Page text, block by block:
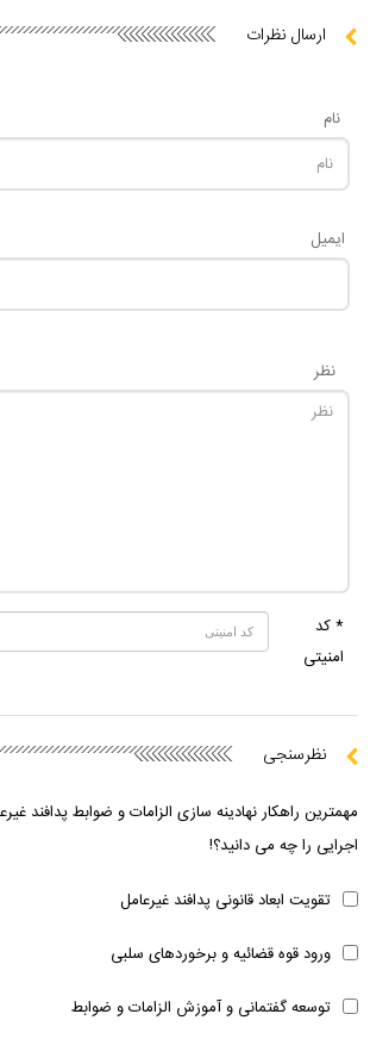
ارسال نظرات
نام
ایمیل
نظر
* کد
امنیتی
نظرسنجی
مهمترین راهکار نهادینه سازی الزامات و ضوابط پدافند
اجرایی را چه می دانید؟!
تقویت ابعاد قانونی پدافند غیرعامل
ورود قوه قضائیه و برخوردهای سلبی
توسعه گفتمانی و آموزش الزامات و ضوابط